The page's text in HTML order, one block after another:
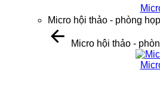
Micro hội thảo - phòng họp
Micro hội thảo -